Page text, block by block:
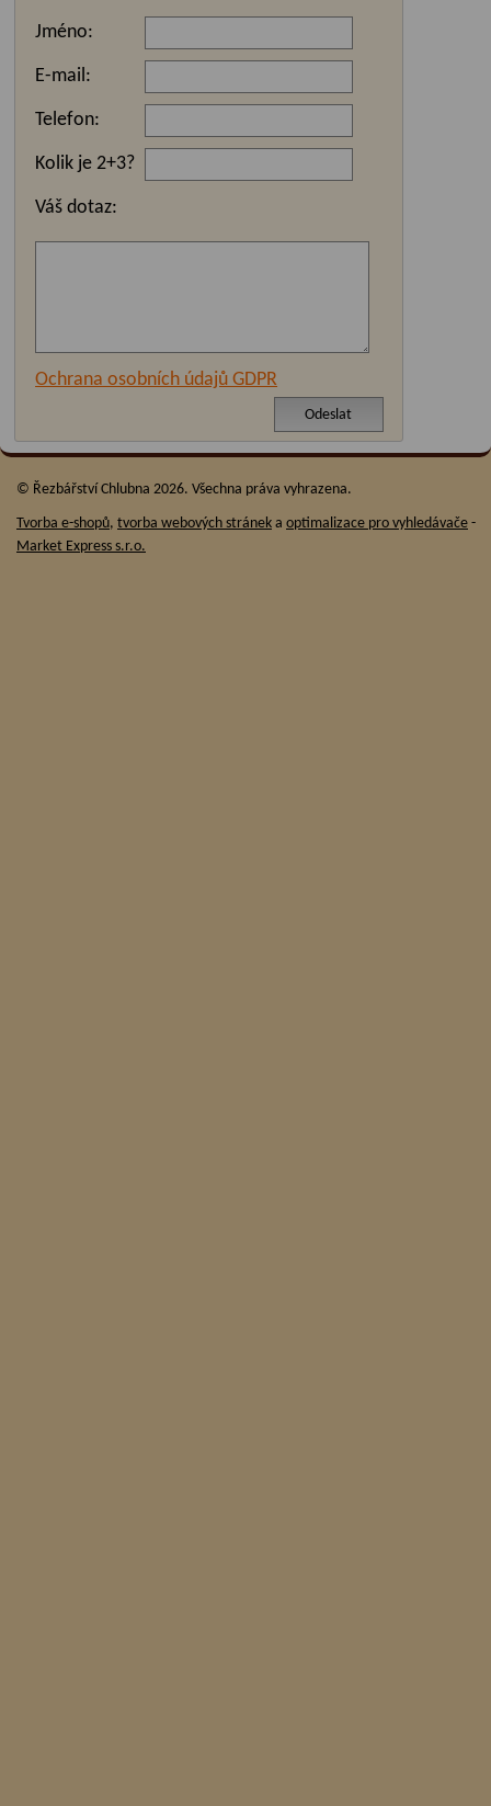
Jméno:
E-mail:
Telefon:
Kolik je 2+3?
Váš dotaz:
Ochrana osobních údajů GDPR
© Řezbářství Chlubna 2026. Všechna práva vyhrazena.
Tvorba e-shopů, tvorba webových stránek a optimalizace pro vyhledávače -
Market Express s.r.o.